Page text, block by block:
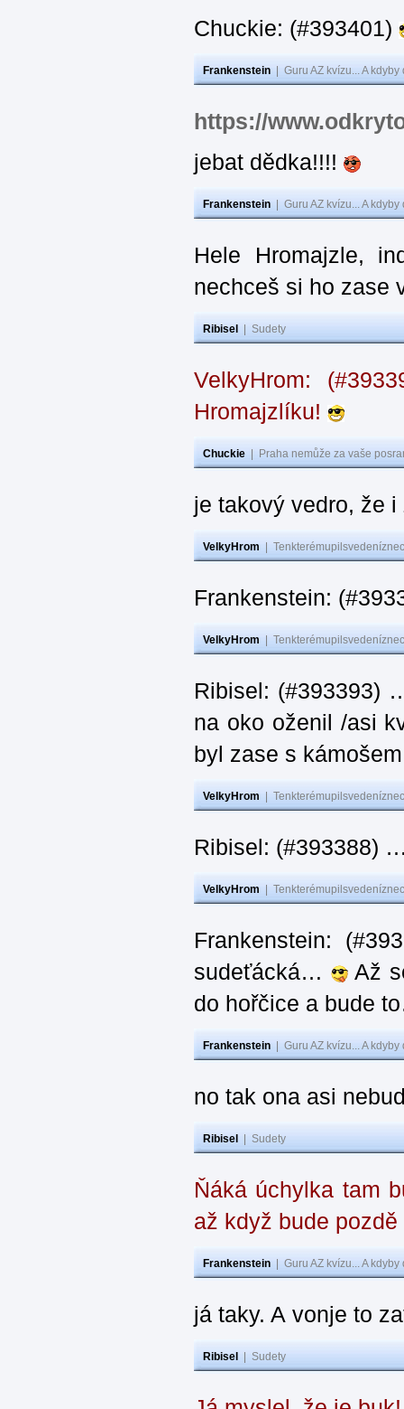
Chuckie: (#393401)
Frankenstein Guru AZ kvízu... A
https://
jebat dědka!!!!
Frankenstein Guru AZ kvízu... A
Hele Hromajzle,
nechceš si ho zase
Ribisel Sudety
VelkyHrom:
Hromajzlíku!
Chuckie Praha nemůže za vaše
je takový vedro, že
VelkyHrom
Frankenstein:
VelkyHrom
Ribisel: (#393393)
na oko oženil /asi
byl zase s
VelkyHrom
Ribisel: (#393388)
VelkyHrom
Frankenstein:
sudeťácká…
Až
do hořčice a bude
Frankenstein Guru AZ kvízu... A
no tak ona asi
Ribisel Sudety
Ňáká úchylka tam
až když bude pozdě
Frankenstein Guru AZ kvízu... A
já taky. A vonje to
Ribisel Sudety